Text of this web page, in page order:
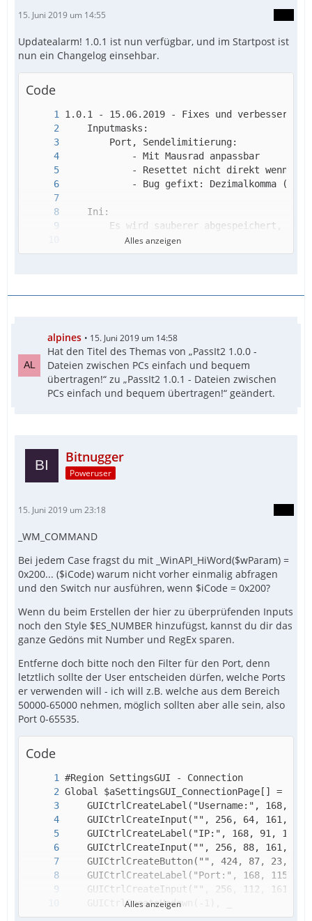
15. Juni 2019 um 14:55
Updatealarm! 1.0.1 ist nun verfügbar, und im Startpost ist
nun ein Changelog einsehbar.
Code
Alles anzeigen
alpines 15. Juni 2019 um 14:58
Hat den Titel des Themas von „PassIt2 1.0.0 -
Dateien zwischen PCs einfach und bequem
übertragen!“ zu „PassIt2 1.0.1 - Dateien zwischen
PCs einfach und bequem übertragen!“ geändert.
Bitnugger
Poweruser
15. Juni 2019 um 23:18
_WM_COMMAND
Bei jedem Case fragst du mit _WinAPI_HiWord($wParam) =
0x200... ($iCode) warum nicht vorher einmalig abfragen
und den Switch nur ausführen, wenn $iCode = 0x200?
Wenn du beim Erstellen der hier zu überprüfenden Inputs
noch den Style $ES_NUMBER hinzufügst, kannst du dir das
ganze Gedöns mit Number und RegEx sparen.
Entferne doch bitte noch den Filter für den Port, denn
letztlich sollte der User entscheiden dürfen, welche Ports
er verwenden will - ich will z.B. welche aus dem Bereich
50000-65000 nehmen, möglich sollten aber alle sein, also
Port 0-65535.
Code
Alles anzeigen